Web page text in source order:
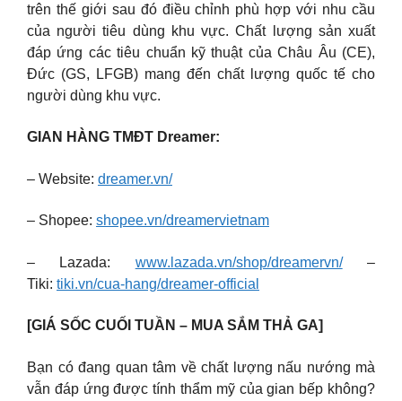
trên thế giới sau đó điều chỉnh phù hợp với nhu cầu
của người tiêu dùng khu vực. Chất lượng sản xuất
đáp ứng các tiêu chuẩn kỹ thuật của Châu Âu (CE),
Đức (GS, LFGB) mang đến chất lượng quốc tế cho
người dùng khu vực.
GIAN HÀNG TMĐT Dreamer:
– Website: dreamer.vn/
– Shopee: shopee.vn/dreamervietnam
– Lazada: www.lazada.vn/shop/dreamervn/–
Tiki: tiki.vn/cua-hang/dreamer-official
[GIÁ SỐC CUỐI TUẦN – MUA SẮM THẢ GA]
Bạn có đang quan tâm về chất lượng nấu nướng mà
vẫn đáp ứng được tính thẩm mỹ của gian bếp không?